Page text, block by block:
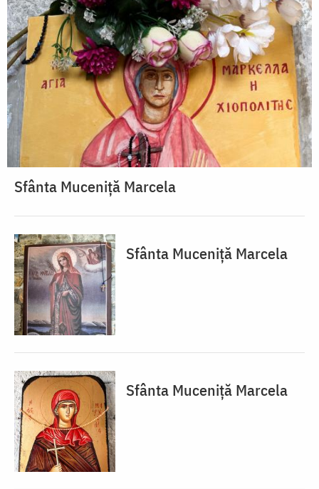
Sfânta Muceniță Marcela
Sfânta Muceniță Marcela
Sfânta Muceniță Marcela